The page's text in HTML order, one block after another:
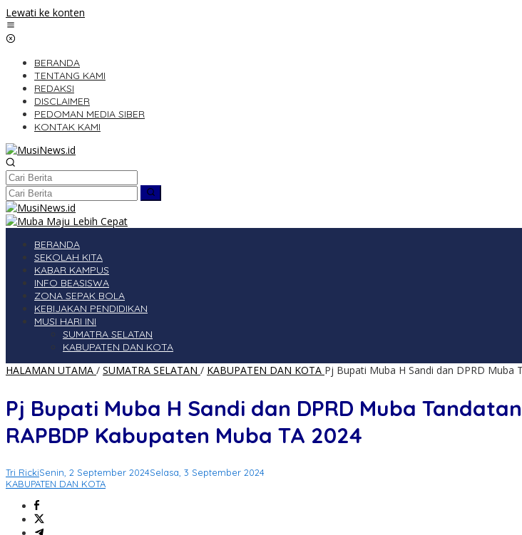
Lewati ke konten
BERANDA
TENTANG KAMI
REDAKSI
DISCLAIMER
PEDOMAN MEDIA SIBER
KONTAK KAMI
BERANDA
SEKOLAH KITA
KABAR KAMPUS
INFO BEASISWA
ZONA SEPAK BOLA
KEBIJAKAN PENDIDIKAN
MUSI HARI INI
SUMATRA SELATAN
KABUPATEN DAN KOTA
HALAMAN UTAMA / SUMATRA SELATAN / KABUPATEN DAN KOTA Pj Bupati Muba H Sandi dan DPRD Muba
Pj Bupati Muba H Sandi dan DPRD Muba
RAPBDP Kabupaten Muba TA 2024
Tri RickiSenin, 2 September 2024Selasa, 3 September 2024
KABUPATEN DAN KOTA